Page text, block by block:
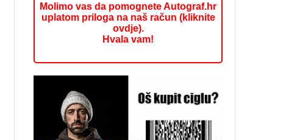
Molimo vas da pomognete Autograf.hr
uplatom priloga na naš račun (kliknite
ovdje).
Hvala vam!